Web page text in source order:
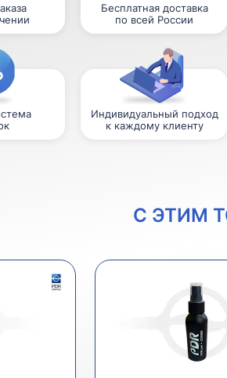
Бесплатная доставка
по всей России
Индивидуальный подход
к каждому клиенту
С ЭТИМ